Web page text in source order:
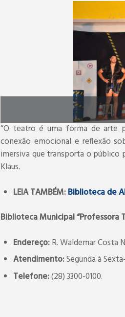
“O teatro é uma forma de arte
conexão emocional e reflexão
imersiva que transporta o público
Klaus.
LEIA TAMBÉM:Biblioteca de
Biblioteca Municipal “Professora
Endereço:R. Waldemar Costa
Atendimento:Segunda à
Telefone:(28) 3300-0100.